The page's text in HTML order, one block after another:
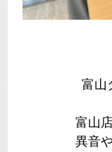
富山
富山
異音